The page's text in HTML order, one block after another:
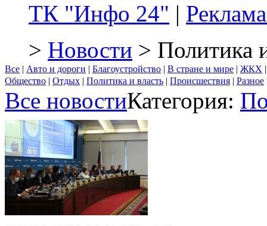
ТК "Инфо 24" |
> Новости > Политика
Все | Авто и дороги | Благоустройство | В стране и мире | ЖКХ
Общество | Отдых | Политика и власть | Происшествия | Разное
Все новостиКатегория: